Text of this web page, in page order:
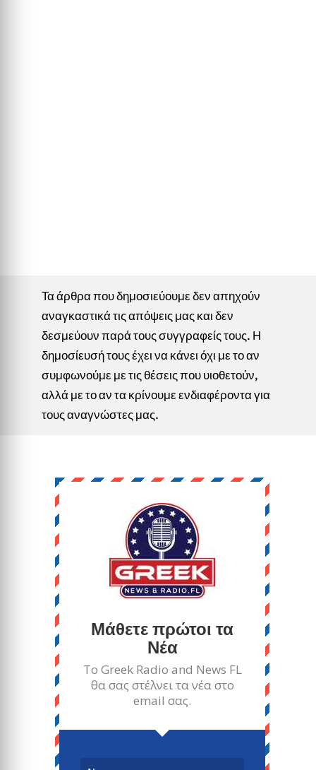
Τα άρθρα που δημοσιεύουμε δεν απηχούν
αναγκαστικά τις απόψεις μας και δεν
δεσμεύουν παρά τους συγγραφείς τους. Η
δημοσίευσή τους έχει να κάνει όχι με το αν
συμφωνούμε με τις θέσεις που υιοθετούν,
αλλά με το αν τα κρίνουμε ενδιαφέροντα για
τους αναγνώστες μας.
Μάθετε πρώτοι τα
Νέα
Το Greek Radio and News FL
θα σας στέλνει τα νέα στο
email σας.